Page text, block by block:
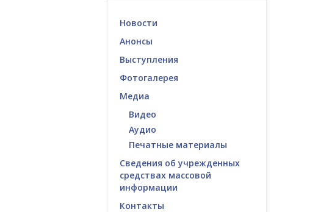
Новости
Анонсы
Выступления
Фотогалерея
Медиа
Видео
Аудио
Печатные материалы
Сведения об учрежденных
средствах массовой
информации
Контакты